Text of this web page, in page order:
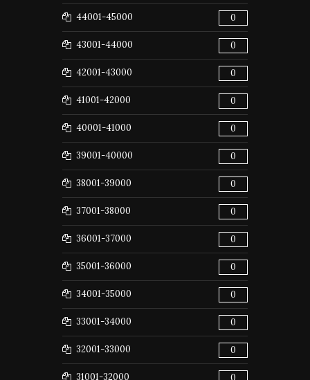
44001-45000 0
43001-44000 0
42001-43000 0
41001-42000 0
40001-41000 0
39001-40000 0
38001-39000 0
37001-38000 0
36001-37000 0
35001-36000 0
34001-35000 0
33001-34000 0
32001-33000 0
31001-32000 0